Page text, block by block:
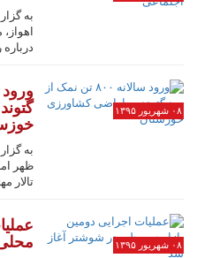
به
۰۸ شهریور ۱۳۹۵
به
ظهر
تالار
۰۸ شهریور ۱۳۹۵